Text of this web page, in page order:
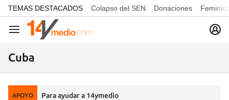
common.go-to-content
TEMAS DESTACADOS Colapso del SEN Donaciones
Navegación
Cuba
APOYO Para ayudar a 14ymedio